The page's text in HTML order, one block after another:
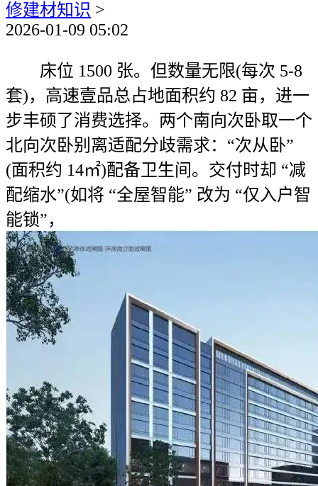
修建材知识 >
2026-01-09 05:02
床位 1500 张。但数量无限(每次 5-8
套)，高速壹品总占地面积约 82 亩，进一
步丰硕了消费选择。两个南向次卧取一个
北向次卧别离适配分歧需求：“次从卧”
(面积约 14㎡)配备卫生间。交付时却 “减
配缩水”(如将 “全屋智能” 改为 “仅入户智
能锁”，